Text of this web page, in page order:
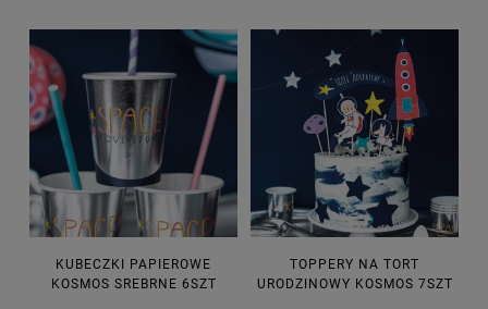
KUBECZKI PAPIEROWE
KOSMOS SREBRNE 6SZT
TOPPERY NA TORT
URODZINOWY KOSMOS 7SZT